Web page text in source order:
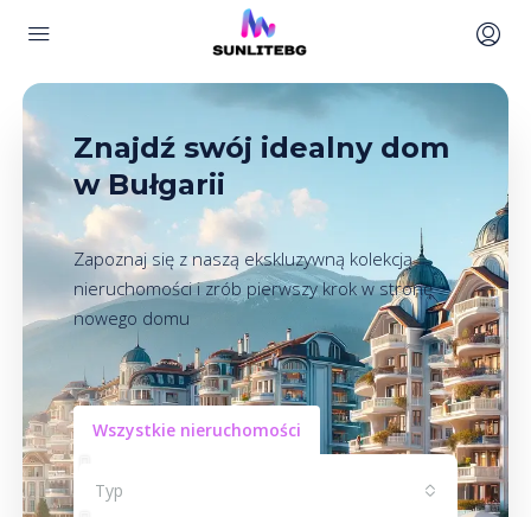
Znajdź swój idealny dom
w Bułgarii
Zapoznaj się z naszą ekskluzywną kolekcją
nieruchomości i zrób pierwszy krok w stronę
nowego domu
Wszystkie nieruchomości
Typ